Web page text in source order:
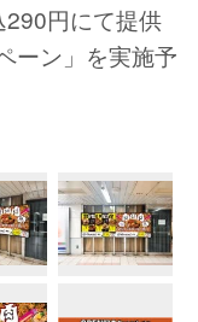
円にて提供
ーン」を実施予